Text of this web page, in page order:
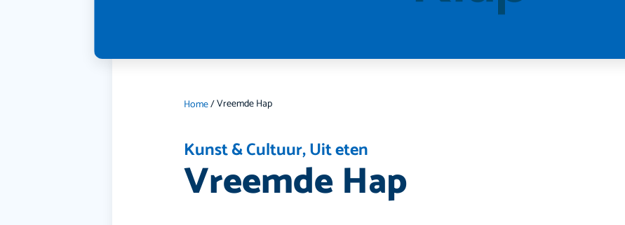
Home/Vreemde Hap
Kunst & Cultuur,Uit eten
Vreemde Hap